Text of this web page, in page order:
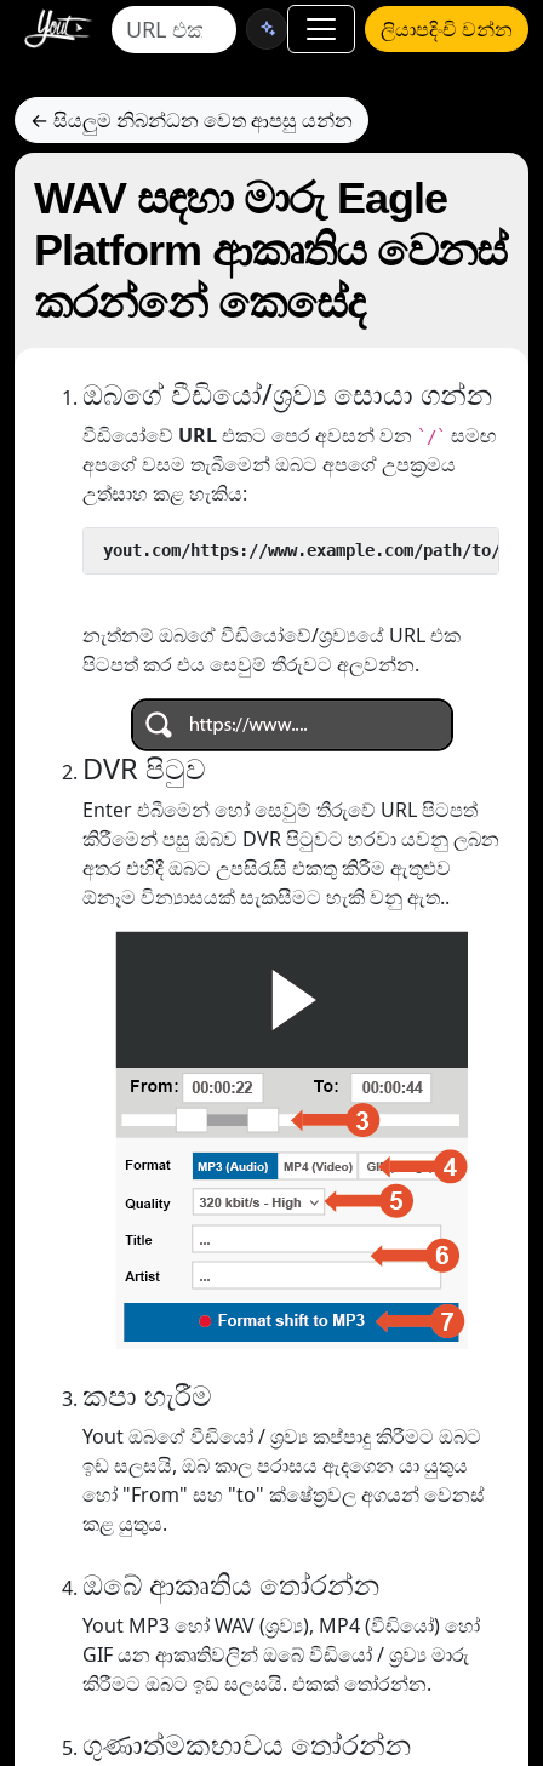
ලියාපදිංචි වන්න
← සියලුම නිබන්ධන වෙත ආපසු යන්න
WAV සඳහා මාරු Eagle
Platform ආකෘතිය වෙනස්
කරන්නේ කෙසේද
ඔබගේ වීඩියෝ/ශ්‍රව්‍ය සොයා ගන්න
වීඩියෝවේ URLඑකට පෙර අවසන් වන `/` සමඟ
අපගේ වසම තැබීමෙන් ඔබට අපගේ උපක්‍රමය
උත්සාහ කළ හැකිය:
yout.com/https://www.example.com/path/to/
නැත්නම් ඔබගේ වීඩියෝවේ/ශ්‍රව්‍යයේ URL එක
පිටපත් කර එය සෙවුම් තීරුවට අලවන්න.
DVR පිටුව
Enter එබීමෙන් හෝ සෙවුම් තීරුවේ URL පිටපත්
කිරීමෙන් පසු ඔබව DVR පිටුවට හරවා යවනු ලබන
අතර එහිදී ඔබට උපසිරැසි එකතු කිරීම ඇතුළුව
ඕනෑම වින්‍යාසයක් සැකසීමට හැකි වනු ඇත..
කපා හැරීම
Yout ඔබගේ වීඩියෝ / ශ්‍රව්‍ය කප්පාදු කිරීමට ඔබට
ඉඩ සලසයි, ඔබ කාල පරාසය ඇදගෙන යා යුතුය
හෝ "From" සහ "to" ක්ෂේත්‍රවල අගයන් වෙනස්
කළ යුතුය.
ඔබේ ආකෘතිය තෝරන්න
Yout MP3 හෝ WAV (ශ්‍රව්‍ය), MP4 (වීඩියෝ) හෝ
GIF යන ආකෘතිවලින් ඔබේ වීඩියෝ / ශ්‍රව්‍ය මාරු
කිරීමට ඔබට ඉඩ සලසයි. එකක් තෝරන්න.
ගුණාත්මකභාවය තෝරන්න